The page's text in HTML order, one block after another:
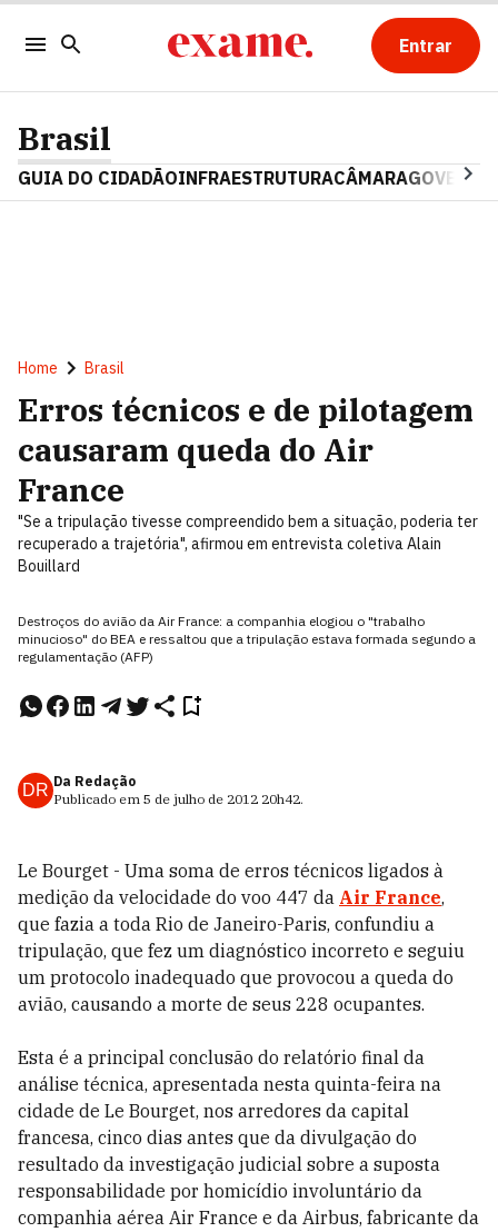
Entrar
Brasil
GUIA DO CIDADÃOINFRAESTRUTURACÂMARAGOVERNO
Home Brasil
Erros técnicos e de pilotagem
causaram queda do Air
France
"Se a tripulação tivesse compreendido bem a situação, poderia ter
recuperado a trajetória", afirmou em entrevista coletiva Alain
Bouillard
Destroços do avião da Air France: a companhia elogiou o "trabalho
minucioso" do BEA e ressaltou que a tripulação estava formada segundo a
regulamentação (AFP)
DR Da Redação
Publicado em 5 de julho de 2012 20h42.
Le Bourget - Uma soma de erros técnicos ligados à
medição da velocidade do voo 447 da Air France,
que fazia a toda Rio de Janeiro-Paris, confundiu a
tripulação, que fez um diagnóstico incorreto e seguiu
um protocolo inadequado que provocou a queda do
avião, causando a morte de seus 228 ocupantes.
Esta é a principal conclusão do relatório final da
análise técnica, apresentada nesta quinta-feira na
cidade de Le Bourget, nos arredores da capital
francesa, cinco dias antes que da divulgação do
resultado da investigação judicial sobre a suposta
responsabilidade por homicídio involuntário da
companhia aérea Air France e da Airbus, fabricante da